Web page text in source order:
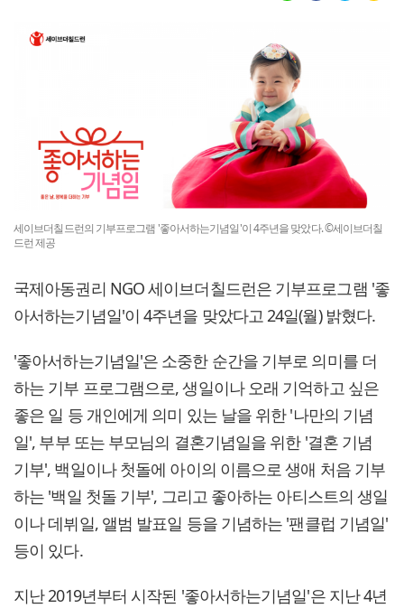
세이브더칠드런의 기부프로그램 '좋아서하는기념일'이 4주년을 맞았다. ©세이브더칠
드런 제공
국제아동권리 NGO 세이브더칠드런은 기부프로그램 '좋
아서하는기념일'이 4주년을 맞았다고 24일(월) 밝혔다.
'좋아서하는기념일'은 소중한 순간을 기부로 의미를 더
하는 기부 프로그램으로, 생일이나 오래 기억하고 싶은
좋은 일 등 개인에게 의미 있는 날을 위한 '나만의 기념
일', 부부 또는 부모님의 결혼기념일을 위한 '결혼 기념
기부', 백일이나 첫돌에 아이의 이름으로 생애 처음 기부
하는 '백일 첫돌 기부', 그리고 좋아하는 아티스트의 생일
이나 데뷔일, 앨범 발표일 등을 기념하는 '팬클럽 기념일'
등이 있다.
지난 2019년부터 시작된 '좋아서하는기념일'은 지난 4년